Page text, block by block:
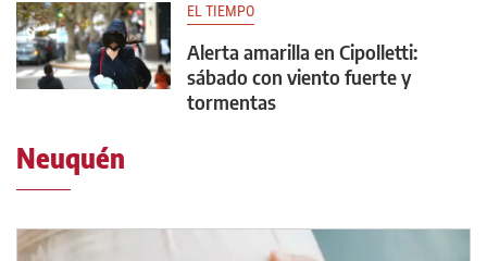
EL TIEMPO
Alerta amarilla en Cipolletti:
sábado con viento fuerte y
tormentas
Neuquén